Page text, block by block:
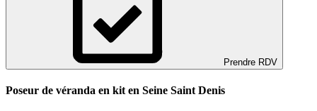
Prendre RDV
Poseur de véranda en kit en Seine Saint Denis